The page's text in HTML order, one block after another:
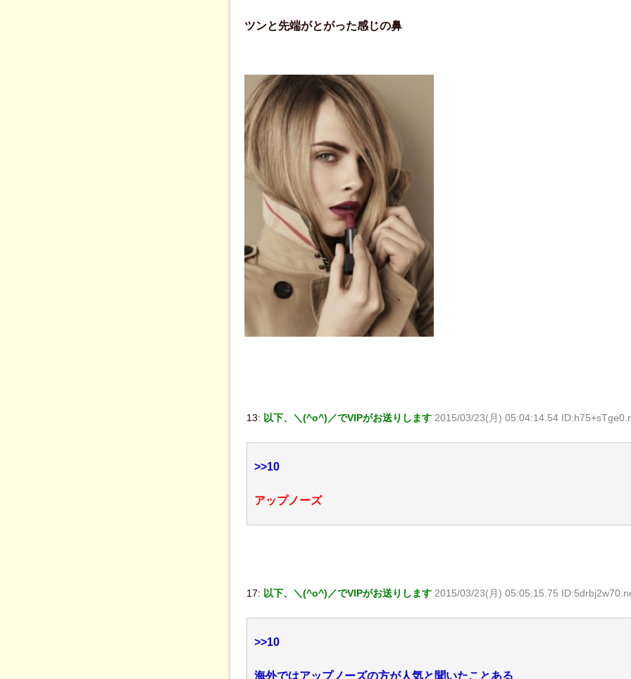
ツンと先端がとがった感じの鼻
13: 以下、＼(^o^)／でVIPがお送りします 2015/03/23(月) 05:04:14.54
>>10
アップノーズ
17: 以下、＼(^o^)／でVIPがお送りします 2015/03/23(月) 05:05:15.75
>>10
海外ではアップノーズの方が人気と聞いたことある